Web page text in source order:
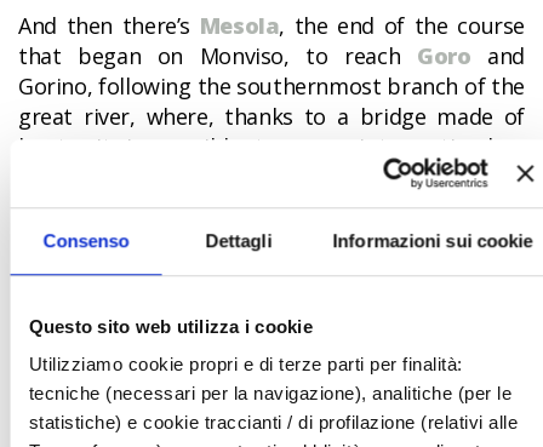
Consenso Dettagli Informazioni sui cookie
Questo sito web utilizza i cookie
Utilizziamo cookie propri e di terze parti per finalità:
tecniche (necessari per la navigazione), analitiche (per le
statistiche) e cookie traccianti / di profilazione (relativi alle
And then there’s Mesola, the end of the course
that began on Monviso, to reach Goro and
Gorino, following the southernmost branch of the
great river, where, thanks to a bridge made of
boats, it is possible to cross into a timeless
territory of the
Po
Delta ParkandPomposa Abbey, the magic of
Comacchio and the charm of its valleys, as far
as the ancient bed of the Po in Primaro, on which
is a wonderful spectacle.